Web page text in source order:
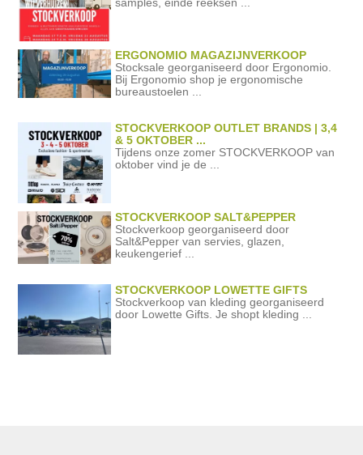
samples, einde reeksen ...
ERGONOMIO MAGAZIJNVERKOOP
Stocksale georganiseerd door Ergonomio.
Bij Ergonomio shop je ergonomische
bureaustoelen ...
STOCKVERKOOP OUTLET BRANDS | 3,4
& 5 OKTOBER ...
Tijdens onze zomer STOCKVERKOOP van
oktober vind je de ...
STOCKVERKOOP SALT&PEPPER
Stockverkoop georganiseerd door
Salt&Pepper van servies, glazen,
keukengerief ...
STOCKVERKOOP LOWETTE GIFTS
Stockverkoop van kleding georganiseerd
door Lowette Gifts. Je shopt kleding ...